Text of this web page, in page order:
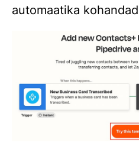
automaatika